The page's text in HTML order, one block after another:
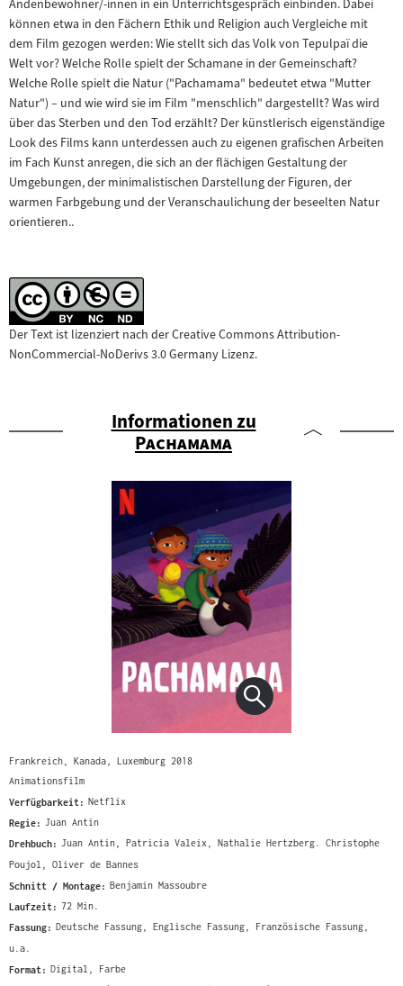
Andenbewohner/-innen in ein Unterrichtsgespräch einbinden. Dabei
können etwa in den Fächern Ethik und Religion auch Vergleiche mit
dem Film gezogen werden: Wie stellt sich das Volk von Tepulpaï die
Welt vor? Welche Rolle spielt der Schamane in der Gemeinschaft?
Welche Rolle spielt die Natur ("Pachamama" bedeutet etwa "Mutter
Natur") – und wie wird sie im Film "menschlich" dargestellt? Was wird
über das Sterben und den Tod erzählt? Der künstlerisch eigenständige
Look des Films kann unterdessen auch zu eigenen grafischen Arbeiten
im Fach Kunst anregen, die sich an der flächigen Gestaltung der
Umgebungen, der minimalistischen Darstellung der Figuren, der
warmen Farbgebung und der Veranschaulichung der beseelten Natur
orientieren..
Der Text ist lizenziert nach der Creative Commons Attribution-
NonCommercial-NoDerivs 3.0 Germany Lizenz.
Informationen zu
"
Pachamama"
Frankreich, Kanada, Luxemburg 2018
Animationsfilm
Verfügbarkeit: Netflix
Regie: Juan Antin
Drehbuch: Juan Antin, Patricia Valeix, Nathalie Hertzberg. Christophe
Poujol, Oliver de Bannes
Schnitt / Montage: Benjamin Massoubre
Laufzeit: 72 Min.
Fassung: Deutsche Fassung, Englische Fassung, Französische Fassung,
u.a.
Format: Digital, Farbe